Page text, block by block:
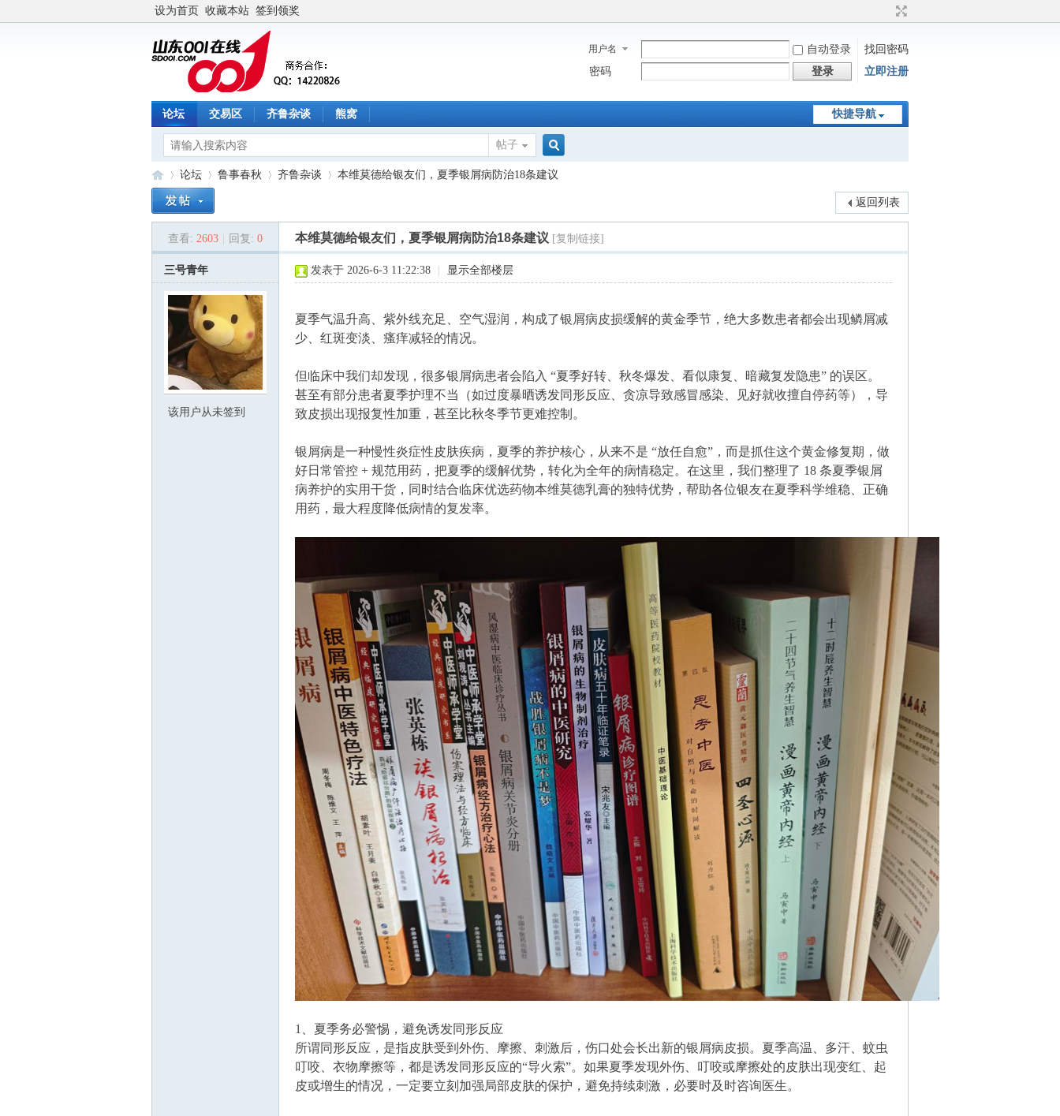
设为首页 收藏本站 签到领奖
用户名 自动登录
找回密码
密码
登录 立即注册
快捷导航
论坛 交易区 齐鲁杂谈 熊窝
帖子
搜
索
»
论坛
›
鲁事春秋
›
齐鲁杂谈
›
本维莫德给银友们，夏季银屑病防治18条建议
返回列表
查看: 2603 回复: 0 本维莫德给银友们，夏季银屑病防治18条建议 [复制链接]
三号青年
该用户从未签到
发表于 2026-6-3 11:22:38 显示全部楼层
夏季气温升高、紫外线充足、空气湿润，构成了银屑病皮损缓解的黄金季节，绝大多数患者都会出现鳞屑减
少、红斑变淡、瘙痒减轻的情况。
但临床中我们却发现，很多银屑病患者会陷入 “夏季好转、秋冬爆发、看似康复、暗藏复发隐患” 的误区。
甚至有部分患者夏季护理不当（如过度暴晒诱发同形反应、贪凉导致感冒感染、见好就收擅自停药等），导
致皮损出现报复性加重，甚至比秋冬季节更难控制。
银屑病是一种慢性炎症性皮肤疾病，夏季的养护核心，从来不是 “放任自愈”，而是抓住这个黄金修复期，做
好日常管控 + 规范用药，把夏季的缓解优势，转化为全年的病情稳定。在这里，我们整理了 18 条夏季银屑
病养护的实用干货，同时结合临床优选药物本维莫德乳膏的独特优势，帮助各位银友在夏季科学维稳、正确
用药，最大程度降低病情的复发率。
1、夏季务必警惕，避免诱发同形反应
所谓同形反应，是指皮肤受到外伤、摩擦、刺激后，伤口处会长出新的银屑病皮损。夏季高温、多汗、蚊虫
叮咬、衣物摩擦等，都是诱发同形反应的“导火索”。如果夏季发现外伤、叮咬或摩擦处的皮肤出现变红、起
皮或增生的情况，一定要立刻加强局部皮肤的保护，避免持续刺激，必要时及时咨询医生。